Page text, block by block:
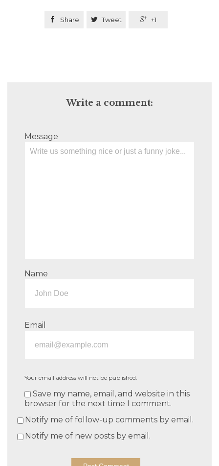
 Share  Tweet  +1
Write a comment:
Message
Name
Email
Your email address will not be published.
Save my name, email, and website in this
browser for the next time I comment.
Notify me of follow-up comments by email.
Notify me of new posts by email.